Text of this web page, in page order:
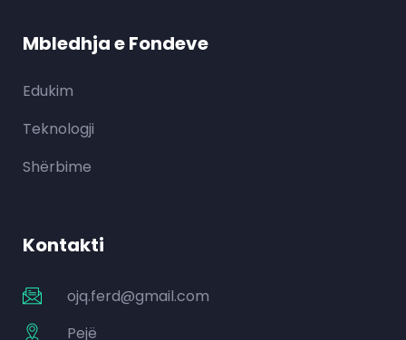
Mbledhja e Fondeve
Edukim
Teknologji
Shërbime
Kontakti
ojq.ferd@gmail.com
Pejë